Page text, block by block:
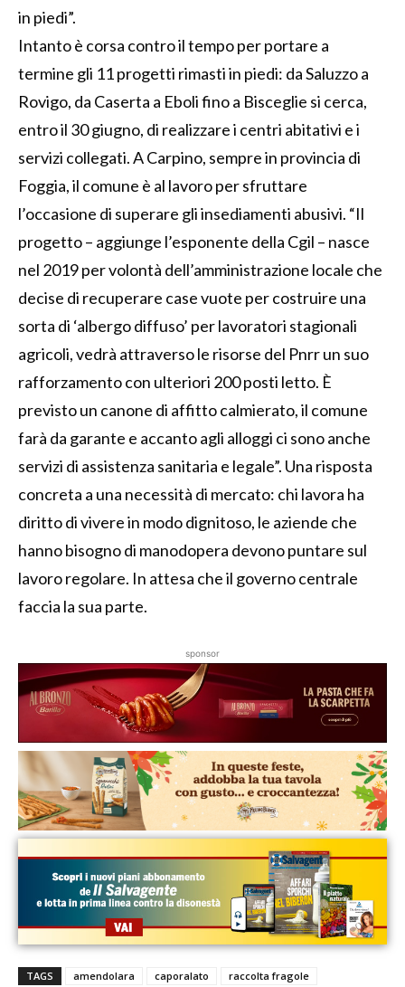
in piedi”.
Intanto è corsa contro il tempo per portare a
termine gli 11 progetti rimasti in piedi: da Saluzzo a
Rovigo, da Caserta a Eboli fino a Bisceglie si cerca,
entro il 30 giugno, di realizzare i centri abitativi e i
servizi collegati. A Carpino, sempre in provincia di
Foggia, il comune è al lavoro per sfruttare
l’occasione di superare gli insediamenti abusivi. “Il
progetto – aggiunge l’esponente della Cgil – nasce
nel 2019 per volontà dell’amministrazione locale che
decise di recuperare case vuote per costruire una
sorta di ‘albergo diffuso’ per lavoratori stagionali
agricoli, vedrà attraverso le risorse del Pnrr un suo
rafforzamento con ulteriori 200 posti letto. È
previsto un canone di affitto calmierato, il comune
farà da garante e accanto agli alloggi ci sono anche
servizi di assistenza sanitaria e legale”. Una risposta
concreta a una necessità di mercato: chi lavora ha
diritto di vivere in modo dignitoso, le aziende che
hanno bisogno di manodopera devono puntare sul
lavoro regolare. In attesa che il governo centrale
faccia la sua parte.
sponsor
TAGS amendolara caporalato raccolta fragole